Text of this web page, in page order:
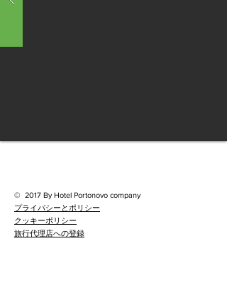
© 2017 By Hotel Portonovo company
プライバシーとポリシー
クッキーポリシー
旅行代理店への登録